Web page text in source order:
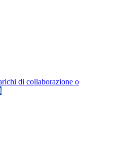
di collaborazione o